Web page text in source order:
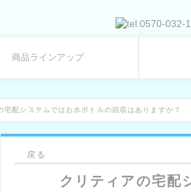
商品ラインアップ
宅配システムではお水ボトルの回収はありますか？
戻る
クリティアの宅配